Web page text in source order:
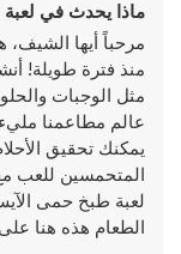
ماذا يحدث في لعبة Ice Cream Fever؟
مرحباً أيها
منذ فترة طويلة!
مثل الوجبات
عالم مطاعمنا مليء
يمكنك تحقيق
المتحمسين للعب
لعبة طبخ حمى
الطعام هذه هنا على Y8.com!